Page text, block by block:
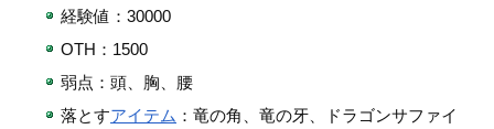
経験値：30000
OTH：1500
弱点：頭、胸、腰
落とすアイテム ：竜の角、竜の牙、ドラゴンサファイ